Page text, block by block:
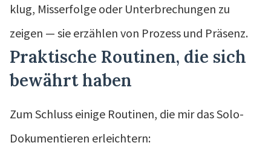
klug, Misserfolge oder Unterbrechungen zu
zeigen — sie erzählen von Prozess und Präsenz.
Praktische Routinen, die sich
bewährt haben
Zum Schluss einige Routinen, die mir das Solo-
Dokumentieren erleichtern: